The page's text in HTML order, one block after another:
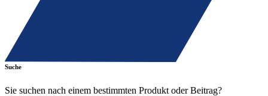
Suche
Sie suchen nach einem bestimmten Produkt oder Beitrag?